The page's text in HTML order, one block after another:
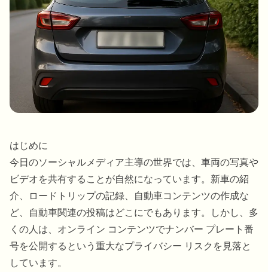
はじめに
今日のソーシャルメディア主導の世界では、車両の写真や
ビデオを共有することが自然になっています。新車の紹
介、ロードトリップの記録、自動車コンテンツの作成な
ど、自動車関連の投稿はどこにでもあります。しかし、多
くの人は、オンライン コンテンツでナンバー プレート番
号を公開するという重大なプライバシー リスクを見落と
しています。